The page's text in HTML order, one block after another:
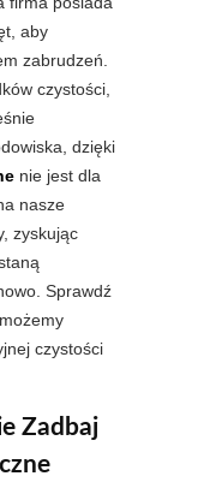
aby
zabrudzeń.
czystości,
dzięki
nie jest dla
nasze
zyskując
Sprawdź
czystości
Zadbaj